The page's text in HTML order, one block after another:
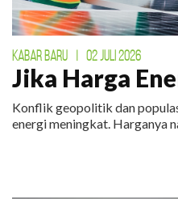
KABAR BARU | 02 JULI 2026
Jika Harga
Konflik geopolitik dan
energi meningkat. Harganya